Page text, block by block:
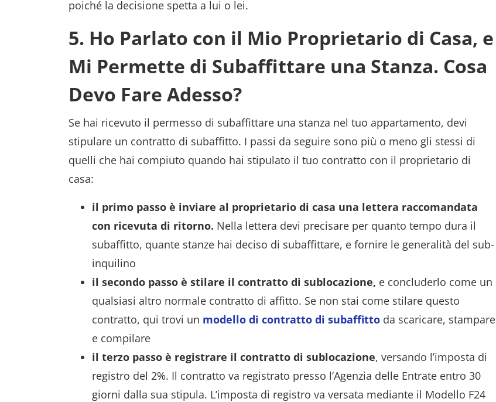
poiché la decisione spetta a lui o lei.
5. Ho Parlato con il Mio Proprietario di Casa, e
Mi Permette di Subaffittare una Stanza. Cosa
Devo Fare Adesso?
Se hai ricevuto il permesso di subaffittare una stanza nel tuo appartamento, devi
stipulare un contratto di subaffitto. I passi da seguire sono più o meno gli stessi di
quelli che hai compiuto quando hai stipulato il tuo contratto con il proprietario di
casa:
il primo passo è inviare al proprietario di casa una lettera raccomandata
con ricevuta di ritorno. Nella lettera devi precisare per quanto tempo dura il
subaffitto, quante stanze hai deciso di subaffittare, e fornire le generalità del sub-
inquilino
il secondo passo è stilare il contratto di sublocazione, e concluderlo come un
qualsiasi altro normale contratto di affitto. Se non stai come stilare questo
contratto, qui trovi un modello di contratto di subaffitto da scaricare, stampare
e compilare
il terzo passo è registrare il contratto di sublocazione, versando l’imposta di
registro del 2%. Il contratto va registrato presso l’Agenzia delle Entrate entro 30
giorni dalla sua stipula. L’imposta di registro va versata mediante il Modello F24